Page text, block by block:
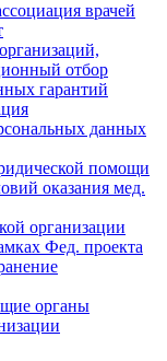
врачей
отбор
гарантий
данных
помощи
оказания мед.
организации
Фед. проекта
органы